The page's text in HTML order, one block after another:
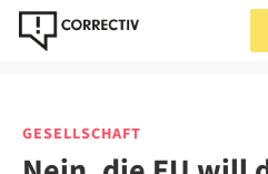
GESELLSCHAFT